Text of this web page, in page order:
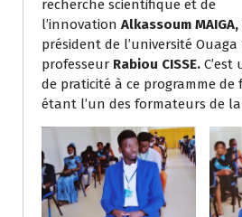
recherche scientifique et de
l’innovation Alkassoum MAIGA,
président de l’université Ouaga
professeur Rabiou CISSE.
de praticité à ce programme
étant l’un des formateurs de